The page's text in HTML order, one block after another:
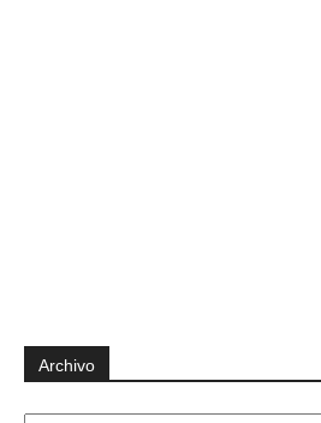
Archivo
Archivo